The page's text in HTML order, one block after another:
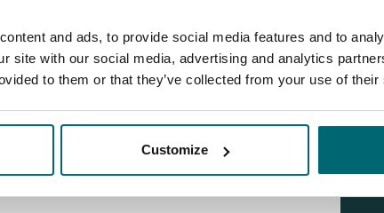
and ads, to provide social media features and to
site with our social media, advertising and analytics
to them or that they’ve collected from your use of
Customize